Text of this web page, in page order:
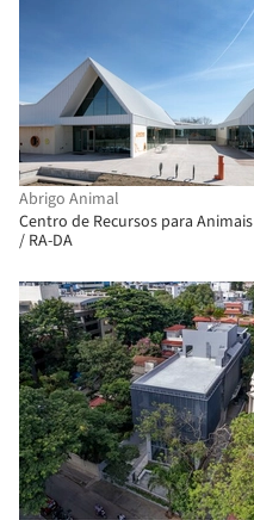
Abrigo Animal
Centro de Recursos para Animais
/ RA-DA